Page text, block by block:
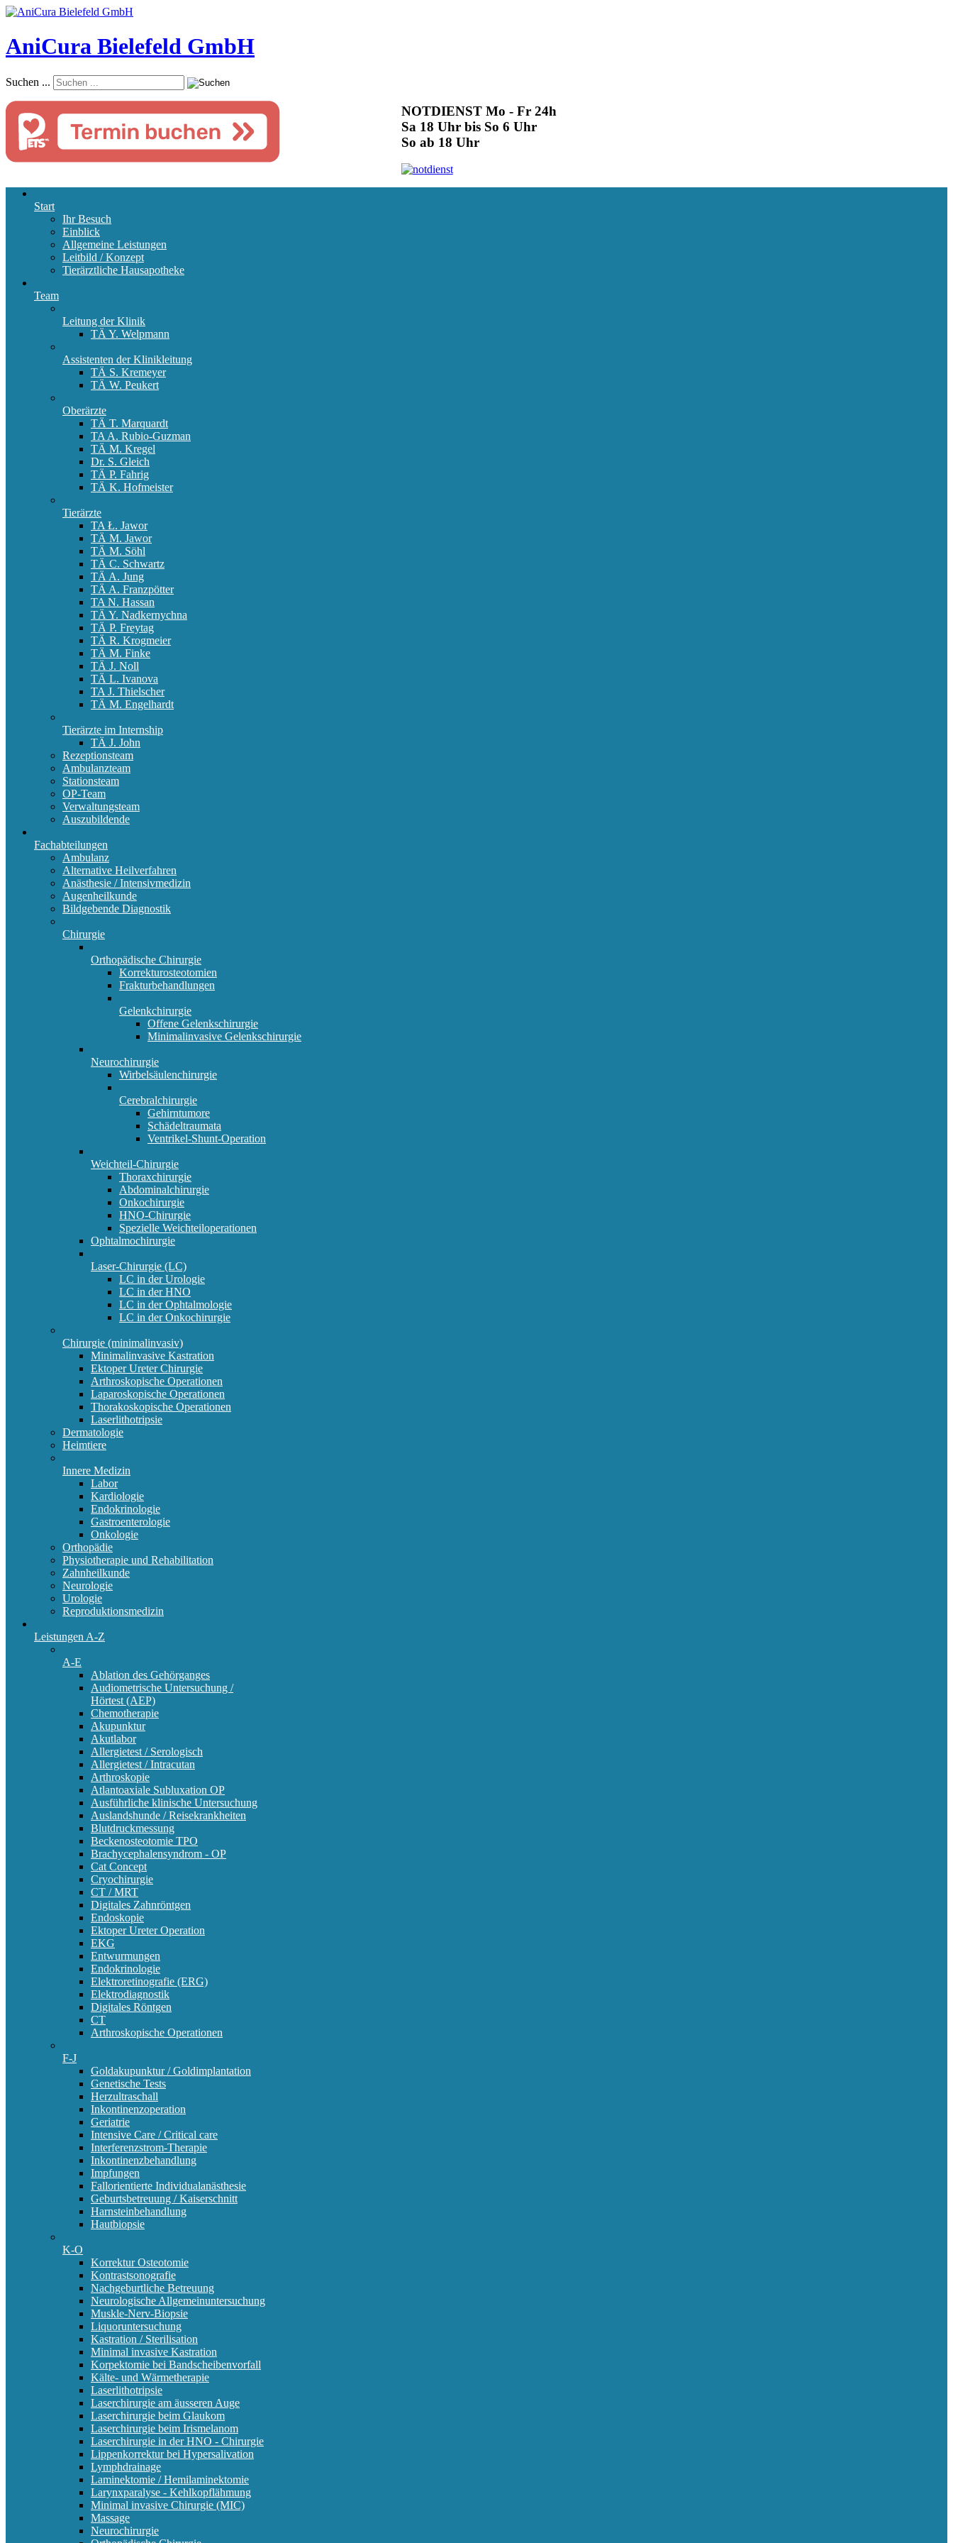
AniCura Bielefeld GmbH
Suchen ...
NOTDIENST Mo - Fr 24h
Sa 18 Uhr bis So 6 Uhr
So ab 18 Uhr
Start
Ihr Besuch
Einblick
Allgemeine Leistungen
Leitbild / Konzept
Tierärztliche Hausapotheke
Team
Leitung der Klinik
TÄ Y. Welpmann
Assistenten der Klinikleitung
TÄ S. Kremeyer
TÄ W. Peukert
Oberärzte
TÄ T. Marquardt
TA A. Rubio-Guzman
TÄ M. Kregel
Dr. S. Gleich
TÄ P. Fahrig
TÄ K. Hofmeister
Tierärzte
TA Ł. Jawor
TÄ M. Jawor
TÄ M. Söhl
TÄ C. Schwartz
TÄ A. Jung
TÄ A. Franzpötter
TA N. Hassan
TÄ Y. Nadkernychna
TÄ P. Freytag
TÄ R. Krogmeier
TÄ M. Finke
TÄ J. Noll
TÄ L. Ivanova
TA J. Thielscher
TÄ M. Engelhardt
Tierärzte im Internship
TÄ J. John
Rezeptionsteam
Ambulanzteam
Stationsteam
OP-Team
Verwaltungsteam
Auszubildende
Fachabteilungen
Ambulanz
Alternative Heilverfahren
Anästhesie / Intensivmedizin
Augenheilkunde
Bildgebende Diagnostik
Chirurgie
Orthopädische Chirurgie
Korrekturosteotomien
Frakturbehandlungen
Gelenkchirurgie
Offene Gelenkschirurgie
Minimalinvasive Gelenkschirurgie
Neurochirurgie
Wirbelsäulenchirurgie
Cerebralchirurgie
Gehirntumore
Schädeltraumata
Ventrikel-Shunt-Operation
Weichteil-Chirurgie
Thoraxchirurgie
Abdominalchirurgie
Onkochirurgie
HNO-Chirurgie
Spezielle Weichteiloperationen
Ophtalmochirurgie
Laser-Chirurgie (LC)
LC in der Urologie
LC in der HNO
LC in der Ophtalmologie
LC in der Onkochirurgie
Chirurgie (minimalinvasiv)
Minimalinvasive Kastration
Ektoper Ureter Chirurgie
Arthroskopische Operationen
Laparoskopische Operationen
Thorakoskopische Operationen
Laserlithotripsie
Dermatologie
Heimtiere
Innere Medizin
Labor
Kardiologie
Endokrinologie
Gastroenterologie
Onkologie
Orthopädie
Physiotherapie und Rehabilitation
Zahnheilkunde
Neurologie
Urologie
Reproduktionsmedizin
Leistungen A-Z
A-E
Ablation des Gehörganges
Audiometrische Untersuchung /
Hörtest (AEP)
Chemotherapie
Akupunktur
Akutlabor
Allergietest / Serologisch
Allergietest / Intracutan
Arthroskopie
Atlantoaxiale Subluxation OP
Ausführliche klinische Untersuchung
Auslandshunde / Reisekrankheiten
Blutdruckmessung
Beckenosteotomie TPO
Brachycephalensyndrom - OP
Cat Concept
Cryochirurgie
CT / MRT
Digitales Zahnröntgen
Endoskopie
Ektoper Ureter Operation
EKG
Entwurmungen
Endokrinologie
Elektroretinografie (ERG)
Elektrodiagnostik
Digitales Röntgen
CT
Arthroskopische Operationen
F-J
Goldakupunktur / Goldimplantation
Genetische Tests
Herzultraschall
Inkontinenzoperation
Geriatrie
Intensive Care / Critical care
Interferenzstrom-Therapie
Inkontinenzbehandlung
Impfungen
Fallorientierte Individualanästhesie
Geburtsbetreuung / Kaiserschnitt
Harnsteinbehandlung
Hautbiopsie
K-O
Korrektur Osteotomie
Kontrastsonografie
Nachgeburtliche Betreuung
Neurologische Allgemeinuntersuchung
Muskle-Nerv-Biopsie
Liquoruntersuchung
Kastration / Sterilisation
Minimal invasive Kastration
Korpektomie bei Bandscheibenvorfall
Kälte- und Wärmetherapie
Laserlithotripsie
Laserchirurgie am äusseren Auge
Laserchirurgie beim Glaukom
Laserchirurgie beim Irismelanom
Laserchirurgie in der HNO - Chirurgie
Lippenkorrektur bei Hypersalivation
Lymphdrainage
Laminektomie / Hemilaminektomie
Larynxparalyse - Kehlkopflähmung
Minimal invasive Chirurgie (MIC)
Massage
Neurochirurgie